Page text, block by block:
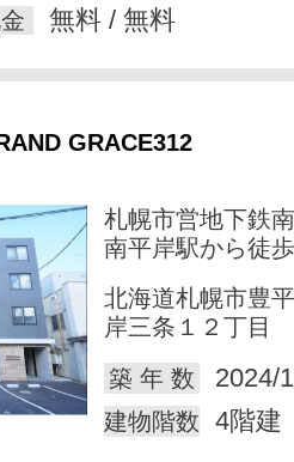
無料 / 無料
GRACE312
札幌市営地下鉄
南平岸駅から徒
北海道札幌市豊
岸三条１２丁目
築 年 数
2024/
建物階数 4階建